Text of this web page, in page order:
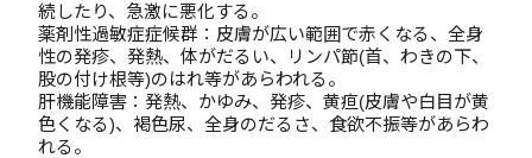
続したり、急激に悪化する。
薬剤性過敏症症候群：皮膚が広い範囲で赤くなる、全身
性の発疹、発熱、体がだるい、リンパ節(首、わきの下、
股の付け根等)のはれ等があらわれる。
肝機能障害：発熱、かゆみ、発疹、黄疸(皮膚や白目が黄
色くなる)、褐色尿、全身のだるさ、食欲不振等があらわ
れる。